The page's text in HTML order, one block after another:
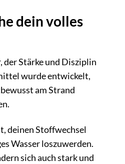
dein volles
der Stärke und Disziplin
wurde entwickelt,
am Strand
deinen Stoffwechsel
Wasser loszuwerden.
sich auch stark und